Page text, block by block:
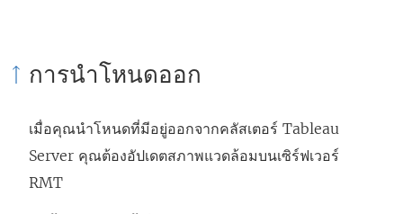
การนำโหนดออก
เมื่อคุณนำโหนดที่มีอยู่ออกจากคลัสเตอร์ Tableau
Server คุณต้องอัปเดตสภาพแวดล้อมบนเซิร์ฟเวอร์
RMT